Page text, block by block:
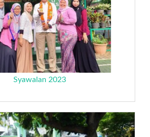
Syawalan 2023